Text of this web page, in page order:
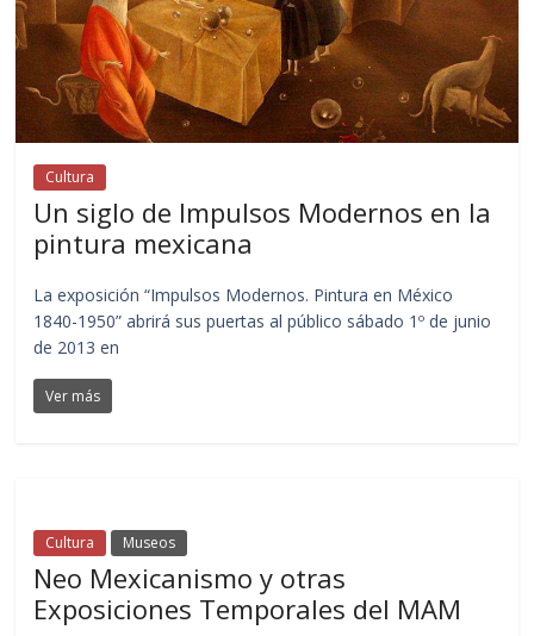
Cultura
Un siglo de Impulsos Modernos en la
pintura mexicana
La exposición “Impulsos Modernos. Pintura en México
1840-1950” abrirá sus puertas al público sábado 1º de junio
de 2013 en
Ver más
Cultura Museos
Neo Mexicanismo y otras
Exposiciones Temporales del MAM